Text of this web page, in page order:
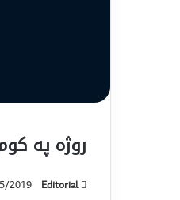
روژه په
Editorial
2019